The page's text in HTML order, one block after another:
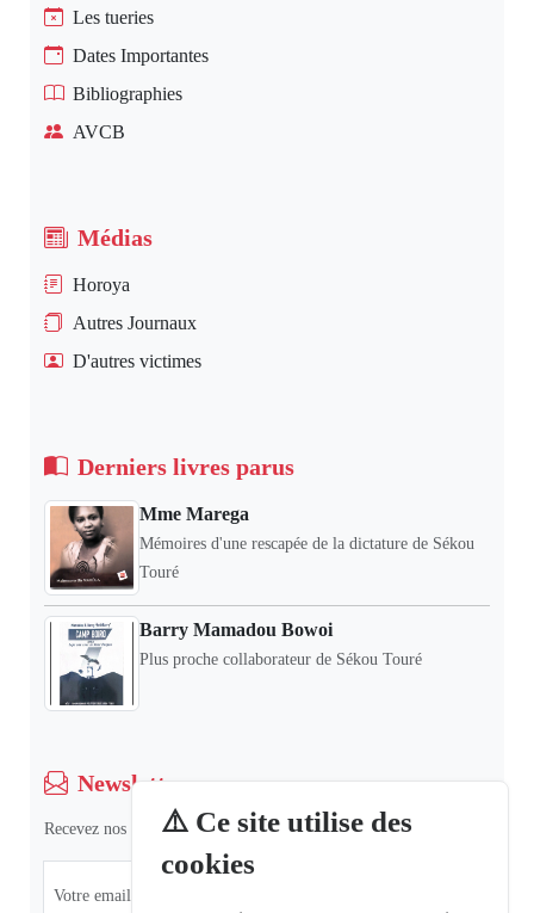
⚠️ Ce site utilise des
cookies
Les tueries
Dates Importantes
Bibliographies
AVCB
Médias
Horoya
Autres Journaux
D'autres victimes
Derniers livres parus
Mme Marega
Mémoires d'une rescapée de la dictature de Sékou
Touré
Barry Mamadou Bowoi
Plus proche collaborateur de Sékou Touré
Newsletter
Recevez nos dernières informations et actualités.